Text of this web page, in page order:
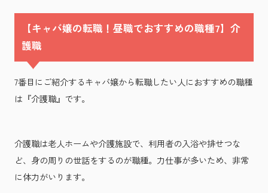
【キャバ嬢の転職！昼職でおすすめの職種7】介
護職
7番目にご紹介するキャバ嬢から転職したい人におすすめの職種
は『介護職』です。
介護職は老人ホームや介護施設で、利用者の入浴や排せつな
ど、身の周りの世話をするのが職種。力仕事が多いため、非常
に体力がいります。